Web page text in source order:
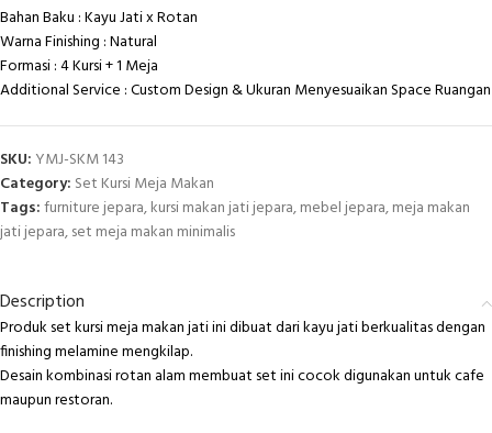
Bahan Baku : Kayu Jati x Rotan
Warna Finishing : Natural
Formasi : 4 Kursi + 1 Meja
Additional Service : Custom Design & Ukuran Menyesuaikan Space Ruangan
SKU: YMJ-SKM 143
Category: Set Kursi Meja Makan
Tags:furniture jepara,kursi makan jati jepara,mebel jepara,meja makan
jati jepara,set meja makan minimalis
Description
Produk set kursi meja makan jati ini dibuat dari kayu jati berkualitas dengan
finishing melamine mengkilap.
Desain kombinasi rotan alam membuat set ini cocok digunakan untuk cafe
maupun restoran.